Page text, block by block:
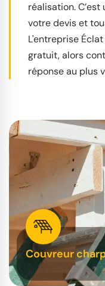
réalisation.
votre devis et
L'entreprise
gratuit, alors
réponse au plus
Couvreur